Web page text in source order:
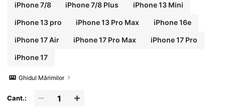
iPhone 7/8 iPhone 7/8 Plus iPhone 13 Mini
iPhone 13 pro iPhone 13 Pro Max iPhone 16e
iPhone 17 Air iPhone 17 Pro Max iPhone 17 Pro
iPhone 17
Ghidul Mărimilor
Cant.: